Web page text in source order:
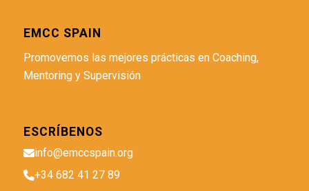
EMCC SPAIN
Promovemos las mejores prácticas en Coaching,
Mentoring y Supervisión
ESCRÍBENOS
info@emccspain.org
+34 682 41 27 89